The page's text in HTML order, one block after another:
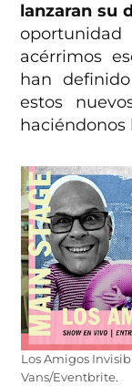
lanzaran su
acérrimos
han
estos
haciéndonos
Los Amigos
Vans/Eventbrite.